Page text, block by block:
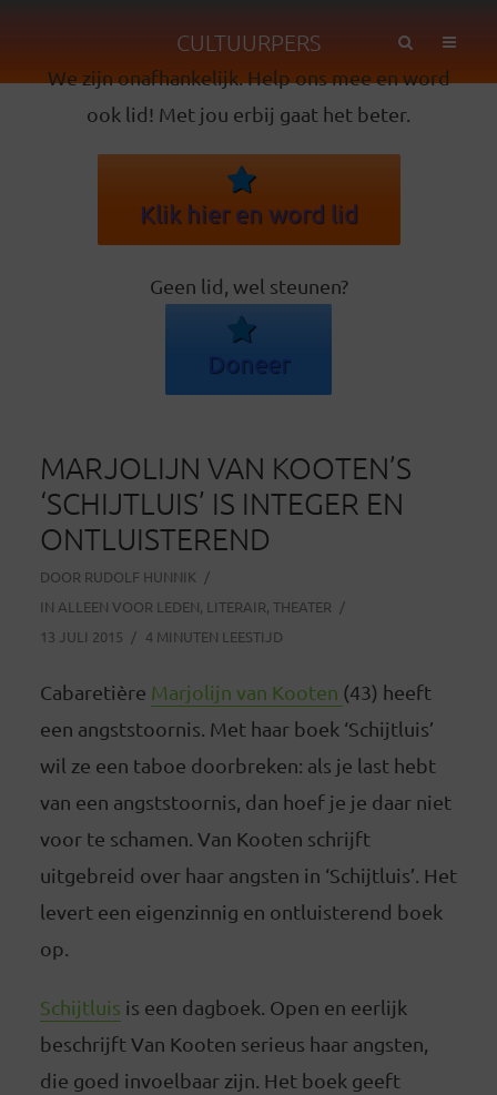
CULTUURPERS
We zijn onafhankelijk. Help ons mee en word
ook lid! Met jou erbij gaat het beter.
Klik hier en word lid
Geen lid, wel steunen?
Doneer
MARJOLIJN VAN KOOTEN’S
‘SCHIJTLUIS’ IS INTEGER EN
ONTLUISTEREND
DOOR RUDOLF HUNNIK
IN ALLEEN VOOR LEDEN, LITERAIR, THEATER
13 JULI 2015
4 MINUTEN LEESTIJD
Cabaretière Marjolijn van Kooten (43) heeft
een angststoornis. Met haar boek ‘Schijtluis’
wil ze een taboe doorbreken: als je last hebt
van een angststoornis, dan hoef je je daar niet
voor te schamen. Van Kooten schrijft
uitgebreid over haar angsten in ‘Schijtluis’. Het
levert een eigenzinnig en ontluisterend boek
op.
Schijtluis is een dagboek. Open en eerlijk
beschrijft Van Kooten serieus haar angsten,
die goed invoelbaar zijn. Het boek geeft